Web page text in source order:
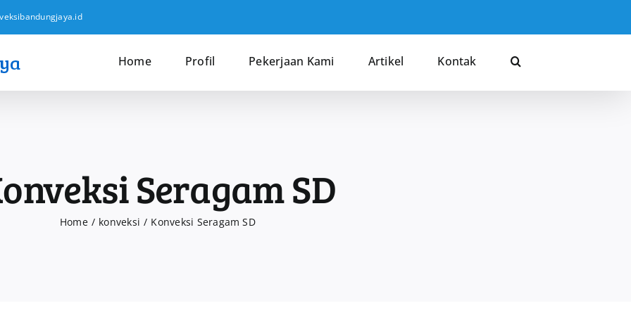
Home Profil Pekerjaan Kami Artikel Kontak
Seragam SD
Home konveksi Konveksi Seragam SD